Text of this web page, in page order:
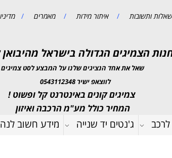
שאלות ותשובות / איתור מידות / מאמרים /
הצמיגים הגדולה בישראל מהיבואן
שאל את אחד הנציגים שלנו על המבצע לסט צמיגים
לווצאפ ישיר 0543112348
צמיגים קונים באינטרנט קל ופשוט !
המחיר כולל מע"מ הרכבה ואיזון
ג'נטים יד שנייה מידע חשוב